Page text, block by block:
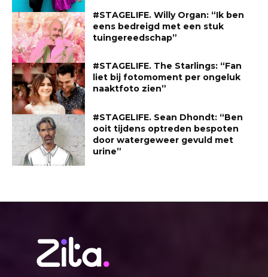
#STAGELIFE. Willy Organ: “Ik ben
eens bedreigd met een stuk
tuingereedschap”
#STAGELIFE. The Starlings: “Fan
liet bij fotomoment per ongeluk
naaktfoto zien”
#STAGELIFE. Sean Dhondt: “Ben
ooit tijdens optreden bespoten
door watergeweer gevuld met
urine”